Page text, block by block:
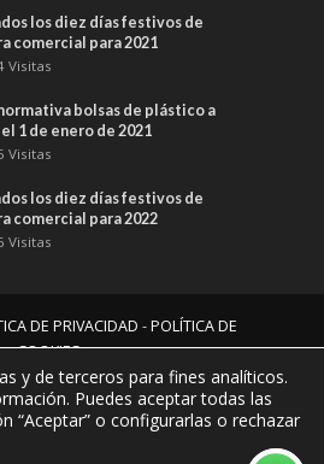
los diez días festivos de
comercial para 2021
Visitas
bolsas de plástico a
1 de enero de 2021
Visitas
los diez días festivos de
comercial para 2022
Visitas
DE PRIVACIDAD -POLÍTICA DE
COOKIES
y de terceros para fines analíticos.
Puedes aceptar todas las
“Aceptar” o configurarlas o rechazar